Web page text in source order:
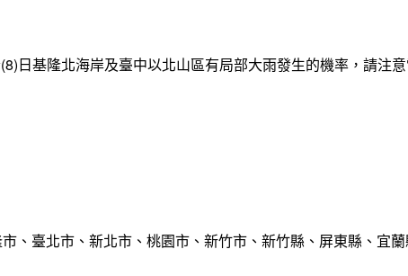
日基隆北海岸及臺中以北山區有局部大雨發生的機率，請注
、臺北市、新北市、桃園市、新竹市、新竹縣、屏東縣、宜